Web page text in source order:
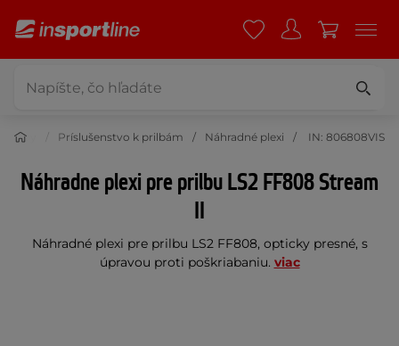
prilby Príslušenstvo k prilbám Náhradné plexi IN: 806808VIS
Náhradne plexi pre prilbu LS2 FF808 Stream
II
Náhradné plexi pre prilbu LS2 FF808, opticky presné, s
úpravou proti poškriabaniu. viac